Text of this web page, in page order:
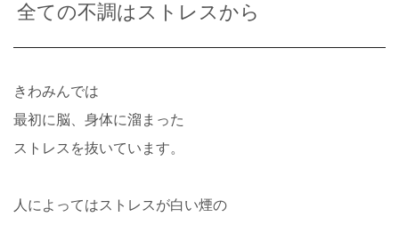
全ての不調はストレスから
きわみんでは
最初に脳、身体に溜まった
ストレスを抜いています。
人によってはストレスが白い煙の